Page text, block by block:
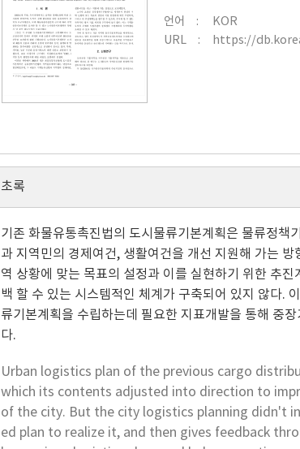
언어
KOR
URL
https://
초록
기존 화물유통촉진법의 도시물류기본계획은 물류정책
과 지역민의 경제여건, 생활여건을 개선 지원해 가는
역 상황에 맞는 목표의 설정과 이를 실현하기 위한 추
백 할 수 있는 시스템적인 체계가 구축되어 있지 않다.
류기본계획을 수립하는데 필요한 지표개발을 통해 중
다.
Urban logistics plan of the previous cargo
which its contents adjusted into direction to
of the city. But the city logistics planning didn't
ed plan to realize it, and then gives feedback